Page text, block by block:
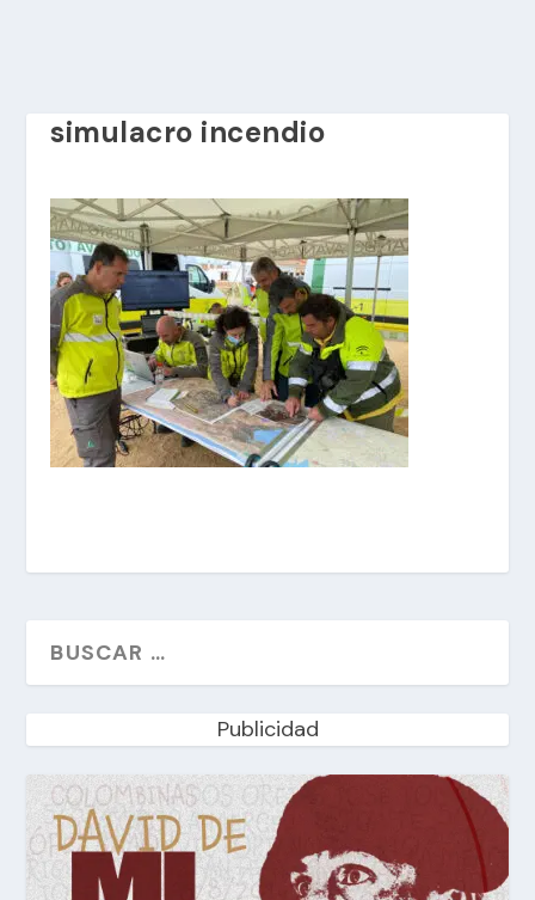
simulacro incendio
Publicidad